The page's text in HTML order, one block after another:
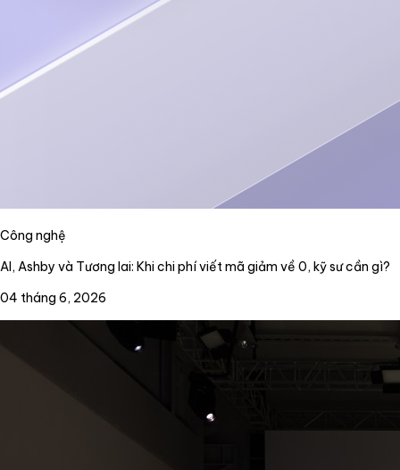
Công nghệ
AI, Ashby và Tương lai: Khi chi phí viết mã giảm về 0, kỹ sư cần gì?
04 tháng 6, 2026